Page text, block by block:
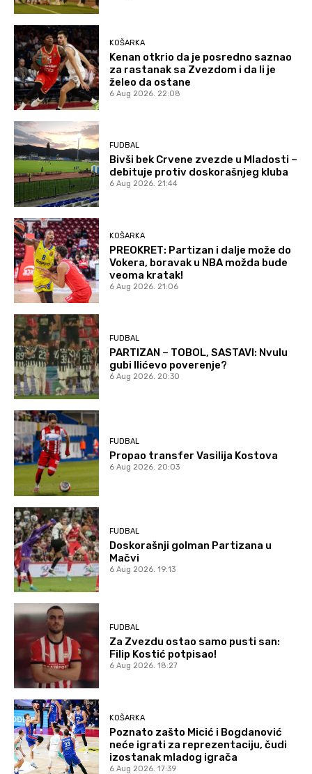
KOŠARKA
Kenan otkrio da je posredno saznao
za rastanak sa Zvezdom i da li je
želeo da ostane
6 Aug 2026. 22:08
FUDBAL
Bivši bek Crvene zvezde u Mladosti –
debituje protiv doskorašnjeg kluba
6 Aug 2026. 21:44
KOŠARKA
PREOKRET: Partizan i dalje može do
Vokera, boravak u NBA možda bude
veoma kratak!
6 Aug 2026. 21:06
FUDBAL
PARTIZAN – TOBOL, SASTAVI: Nvulu
gubi Ilićevo poverenje?
6 Aug 2026. 20:30
FUDBAL
Propao transfer Vasilija Kostova
6 Aug 2026. 20:03
FUDBAL
Doskorašnji golman Partizana u
Mačvi
6 Aug 2026. 19:13
FUDBAL
Za Zvezdu ostao samo pusti san:
Filip Kostić potpisao!
6 Aug 2026. 18:27
KOŠARKA
Poznato zašto Micić i Bogdanović
neće igrati za reprezentaciju, čudi
izostanak mladog igrača
6 Aug 2026. 17:39